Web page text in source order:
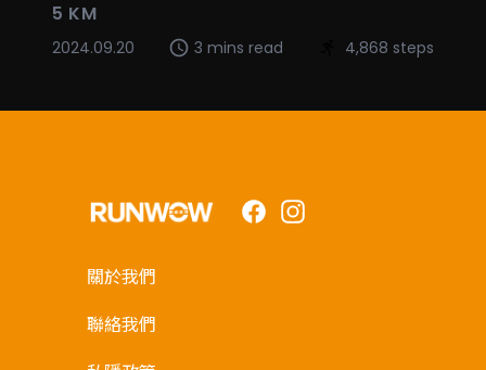
5 KM
2024.09.20 3 mins read 4,868 steps
FacebookInstagram
關於我們
聯絡我們